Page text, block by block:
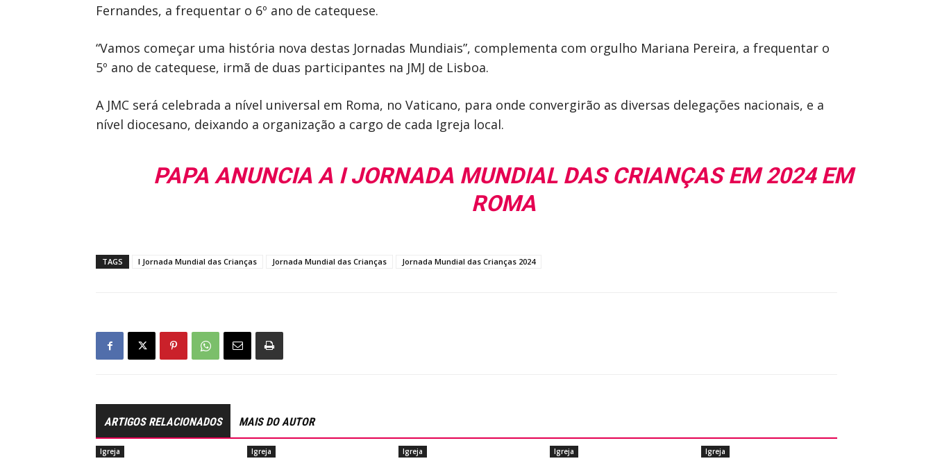
Fernandes, a frequentar o 6º ano de catequese.
“Vamos começar uma história nova destas Jornadas Mundiais”, complementa com orgulho Mariana Pereira, a frequentar o
5º ano de catequese, irmã de duas participantes na JMJ de Lisboa.
A JMC será celebrada a nível universal em Roma, no Vaticano, para onde convergirão as diversas delegações nacionais, e a
nível diocesano, deixando a organização a cargo de cada Igreja local.
PAPA ANUNCIA A I JORNADA MUNDIAL DAS CRIANÇAS EM 2024 EM
ROMA
TAGS I Jornada Mundial das Crianças Jornada Mundial das Crianças Jornada Mundial das Crianças 2024
ARTIGOS RELACIONADOS MAIS DO AUTOR
Igreja Igreja Igreja Igreja Igreja